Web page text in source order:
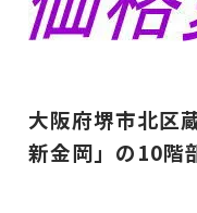
大阪府堺市北区
新金岡」の10階